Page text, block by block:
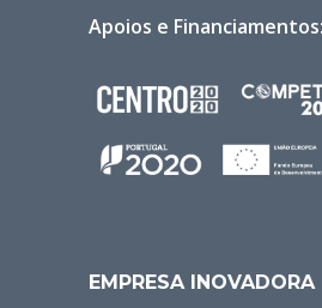
Apoios e Financiamentos:
EMPRESA